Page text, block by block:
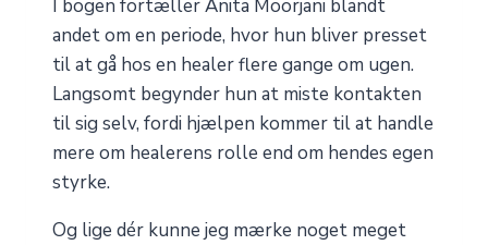
I bogen fortæller Anita Moorjani blandt
andet om en periode, hvor hun bliver presset
til at gå hos en healer flere gange om ugen.
Langsomt begynder hun at miste kontakten
til sig selv, fordi hjælpen kommer til at handle
mere om healerens rolle end om hendes egen
styrke.
Og lige dér kunne jeg mærke noget meget